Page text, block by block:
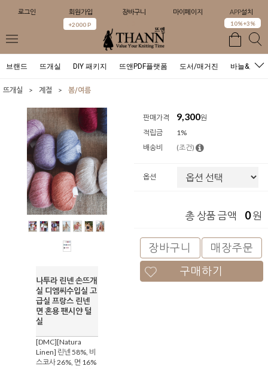
로그인 회원가입
+2000 P
장바구니 마이페이지 APP설치
10%+3%
브랜드 뜨개실 DIY 패키지 뜨앤PDF플랫폼 도서/매거진 바늘&도구
뜨개실 > 계절 > 봄/여름
나투라 린넨 손뜨개
실 디엠씨수입실 고
급실 프랑스 린넨
면 혼용 팬시얀 털
실
[DMC][Natura
Linen] 린넨 58%, 비
스코사 26%, 면 16%
판매가격 9,300원
적립금
1%
배송비
(조건)
옵션
총 상품 금액 0원
장바구니
매장주문
구매하기